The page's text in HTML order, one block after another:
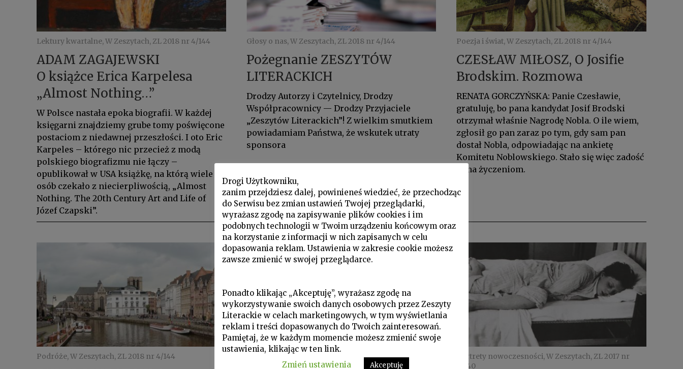
Lektury kwartalne, W Zeszytach, ZL 2018 nr 4/144
ADAM ZAGAJEWSKI
O książce Erica Karpelesa
„Almost Nothing…”
W Polsce nastała epoka biografii. W każdej
księgarni znajdziemy grube tomy poświęcone
postaciom z niedawnej przeszłości. I oto Eric
Karpeles – którego nic przecież z modą
polskiego biografizmu nie łączy –
opublikował w USA książkę, na którą wiele
osób czekało z niecierpliwością, „Almost
Nothing. The 20th Century Art and Life of
Józef Czapski”.
Głosy o nas, W Zeszytach, ZL 2018 nr 4/144
Pożegnanie ZESZYTÓW
LITERACKICH
Drodzy Autorzy i Czytelnicy, Drodzy
Współpracownicy — Drodzy Przyjaciele
„Zeszytów Literackich”! Z wielkim smutkiem
powiadamiam Państwa, że wskutek utraty
sponsora
Poezja i świat, W Zeszytach, ZL 2018 nr 4/144
CZESŁAW MIŁOSZ, O Josifie
Brodskim. Rozmowa
RENATA GORCZYŃSKA: Panie Czesławie,
gratuluję, bo pana kandydat Josif Brodski
otrzymał właśnie Nagrodę Nobla. O ile wiem,
zgłosił go pan zaraz po tym, gdy sam pan
dostał Nobla, odpowiadając na ankietę
Komitetu Noblowskiego. Stało się więc zadość
pana życzeniom.
Podróże, W Zeszytach, ZL 2018 nr 4/144
Portrety nowoczesności, W Zeszytach, ZL 2018 nr
Portrety nowoczesności, W Zeszytach, ZL 2017 nr
4/140
Drogi Użytkowniku,
zanim przejdziesz dalej, powinieneś wiedzieć, że przechodząc
do Serwisu bez zmian ustawień Twojej przeglądarki,
wyrażasz zgodę na zapisywanie plików cookies i im
podobnych technologii w Twoim urządzeniu końcowym oraz
na korzystanie z informacji w nich zapisanych w celu
dopasowania reklam. Ustawienia w zakresie cookie możesz
zawsze zmienić w swojej przeglądarce.
Ponadto klikając „Akceptuję”, wyrażasz zgodę na
wykorzystywanie swoich danych osobowych przez Zeszyty
Literackie w celach marketingowych, w tym wyświetlania
reklam i treści dopasowanych do Twoich zainteresowań.
Pamiętaj, że w każdym momencie możesz zmienić swoje
ustawienia, klikając w ten link.
Zmień ustawienia
Akceptuję